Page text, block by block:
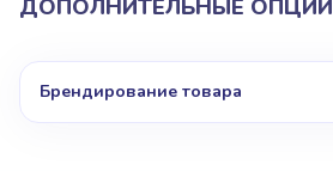
ДОПОЛНИТЕЛЬНЫЕ ОПЦИИ
Брендирование товара